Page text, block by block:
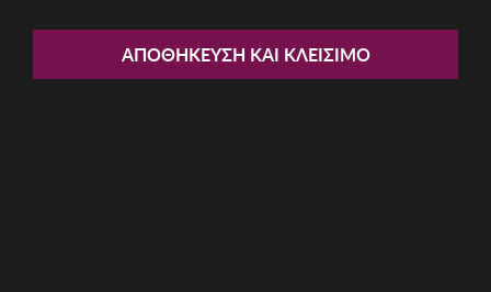
Γυναικεία Σκουλαρίκια Regina
ΑΠΟΘΉΚΕΥΣΗ ΚΑΙ ΚΛΕΊΣΙΜΟ